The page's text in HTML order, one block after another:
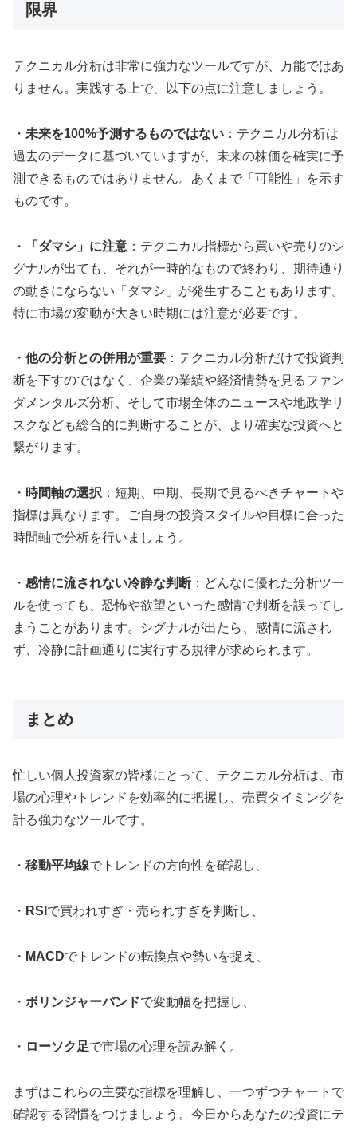
限界
テクニカル分析は非常に強力なツールですが、万能ではあ
りません。実践する上で、以下の点に注意しましょう。
・ 未来を100%予測するものではない ：テクニカル分析は
過去のデータに基づいていますが、未来の株価を確実に予
測できるものではありません。あくまで「可能性」を示す
ものです。
・ 「ダマシ」に注意 ：テクニカル指標から買いや売りのシ
グナルが出ても、それが一時的なもので終わり、期待通り
の動きにならない「ダマシ」が発生することもあります。
特に市場の変動が大きい時期には注意が必要です。
・ 他の分析との併用が重要 ：テクニカル分析だけで投資判
断を下すのではなく、企業の業績や経済情勢を見るファン
ダメンタルズ分析、そして市場全体のニュースや地政学リ
スクなども総合的に判断することが、より確実な投資へと
繋がります。
・ 時間軸の選択 ：短期、中期、長期で見るべきチャートや
指標は異なります。ご自身の投資スタイルや目標に合った
時間軸で分析を行いましょう。
・ 感情に流されない冷静な判断 ：どんなに優れた分析ツー
ルを使っても、恐怖や欲望といった感情で判断を誤ってし
まうことがあります。シグナルが出たら、感情に流され
ず、冷静に計画通りに実行する規律が求められます。
まとめ
忙しい個人投資家の皆様にとって、テクニカル分析は、市
場の心理やトレンドを効率的に把握し、売買タイミングを
計る強力なツールです。
・ 移動平均線でトレンドの方向性を確認し、
・ RSI で買われすぎ・売られすぎを判断し、
・ MACDでトレンドの転換点や勢いを捉え、
・ ボリンジャーバンドで変動幅を把握し、
・ ローソク足で市場の心理を読み解く。
まずはこれらの主要な指標を理解し、一つずつチャートで
確認する習慣をつけましょう。今日からあなたの投資にテ